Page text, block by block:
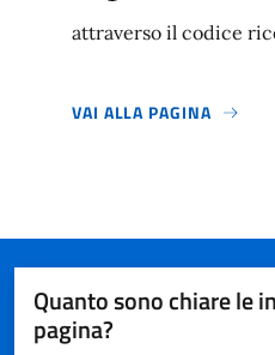
attraverso il codice
VAI ALLA PAGINA
Quanto sono chiare le
pagina?